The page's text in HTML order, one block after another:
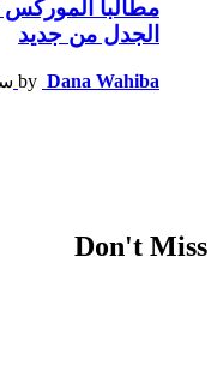
مطالباً الموركس
الجدل من جديد
by Dana Wahiba
Don't Miss